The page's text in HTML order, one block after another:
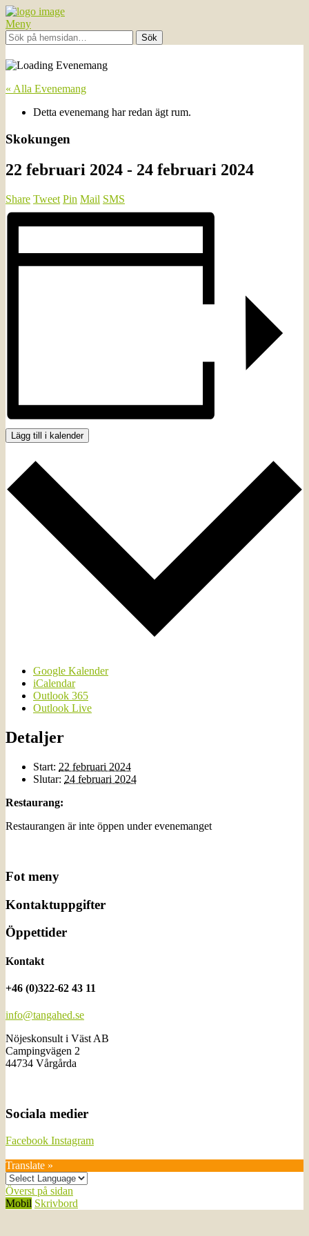
Meny
« Alla Evenemang
Detta evenemang har redan ägt rum.
Skokungen
22 februari 2024 - 24 februari 2024
Share Tweet Pin Mail SMS
Lägg till i kalender
Google Kalender
iCalendar
Outlook 365
Outlook Live
Detaljer
Start: 22 februari 2024
Slutar: 24 februari 2024
Restaurang:
Restaurangen är inte öppen under evenemanget
Fot meny
Kontaktuppgifter
Öppettider
Kontakt
+46 (0)322-62 43 11
info@tangahed.se
Nöjeskonsult i Väst AB
Campingvägen 2
44734 Vårgårda
Sociala medier
Facebook Instagram
Translate »
Överst på sidan
Mobil Skrivbord